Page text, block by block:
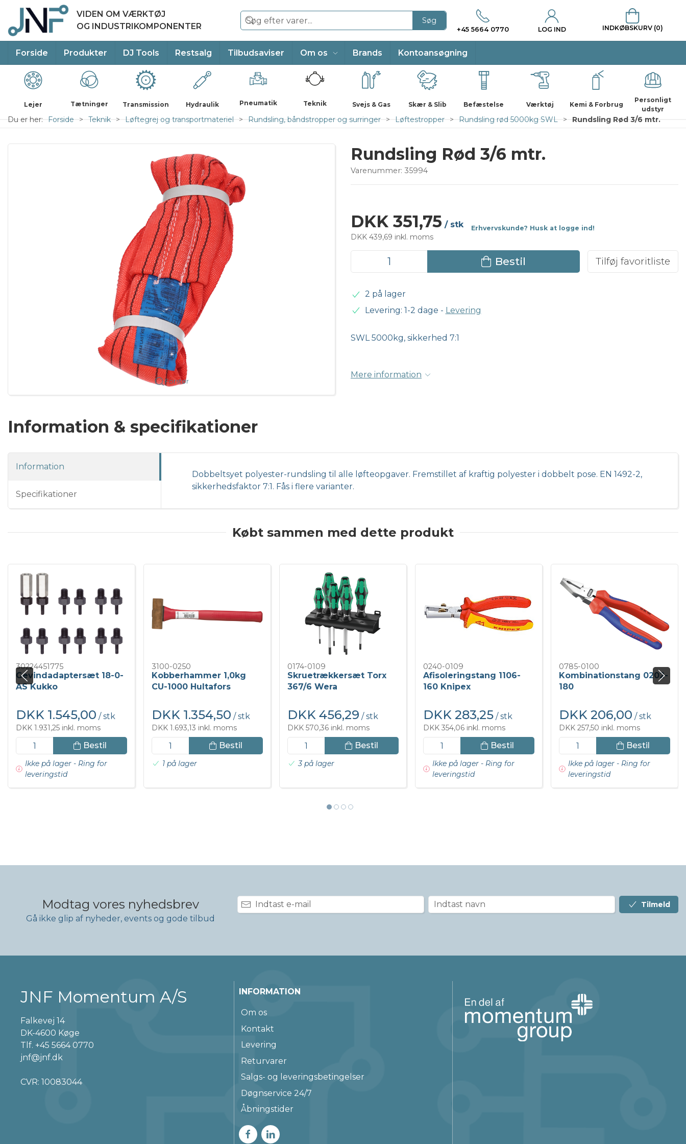
VIDEN OM VÆRKTØJ
OG INDUSTRIKOMPONENTER
Søg
+45 5664 0770 LOG IND INDKØBSKURV (0)
Forside Produkter DJ Tools Restsalg Tilbudsaviser Om os Brands Kontoansøgning
Lejer Tætninger Transmission Hydraulik Pneumatik Teknik Svejs & Gas Skær & Slib Befæstelse Værktøj Kemi & Forbrug
Personligt
udstyr
Du er her: Forside Teknik Løftegrej og transportmateriel Rundsling, båndstropper og surringer Løftestropper Rundsling rød 5000kg SWL Rundsling Rød 3/6 mtr.
Forstør
Rundsling Rød 3/6 mtr.
Varenummer: 35994
DKK 351,75 / stk Erhvervskunde? Husk at logge ind!
DKK 439,69 inkl. moms
Bestil Tilføj favoritliste
2 på lager
Levering: 1-2 dage - Levering
SWL 5000kg, sikkerhed 7:1
Mere information
Information & specifikationer
Information
Specifikationer
Dobbeltsyet polyester-rundsling til alle løfteopgaver. Fremstillet af kraftig polyester i dobbelt pose. EN 1492-2,
sikkerhedsfaktor 7:1. Fås i flere varianter.
Købt sammen med dette produkt
30224451775
Gevindadaptersæt 18-0-
AS Kukko
DKK 1.545,00 / stk
DKK 1.931,25 inkl. moms
Bestil
Ikke på lager - Ring for
leveringstid
3100-0250
Kobberhammer 1,0kg
CU-1000 Hultafors
DKK 1.354,50 / stk
DKK 1.693,13 inkl. moms
Bestil
1 på lager
0174-0109
Skruetrækkersæt Torx
367/6 Wera
DKK 456,29 / stk
DKK 570,36 inkl. moms
Bestil
3 på lager
0240-0109
Afisoleringstang 1106-
160 Knipex
DKK 283,25 / stk
DKK 354,06 inkl. moms
Bestil
Ikke på lager - Ring for
leveringstid
0785-0100
Kombinationstang 0202-
180
DKK 206,00 / stk
DKK 257,50 inkl. moms
Bestil
Ikke på lager - Ring for
leveringstid
Modtag vores nyhedsbrev
Gå ikke glip af nyheder, events og gode tilbud
Tilmeld
JNF Momentum A/S
Falkevej 14
DK-4600 Køge
Tlf. +45 5664 0770
jnf@jnf.dk
CVR: 10083044
INFORMATION
Om os
Kontakt
Levering
Returvarer
Salgs- og leveringsbetingelser
Døgnservice 24/7
Åbningstider